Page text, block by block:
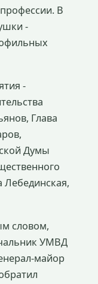
В
-
-
Глава
Думы
Лебединская,
словом,
УМВД
майор